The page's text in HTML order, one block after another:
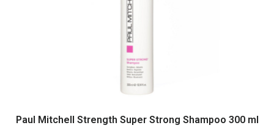
Paul Mitchell Strength Super Strong Shampoo 300 ml